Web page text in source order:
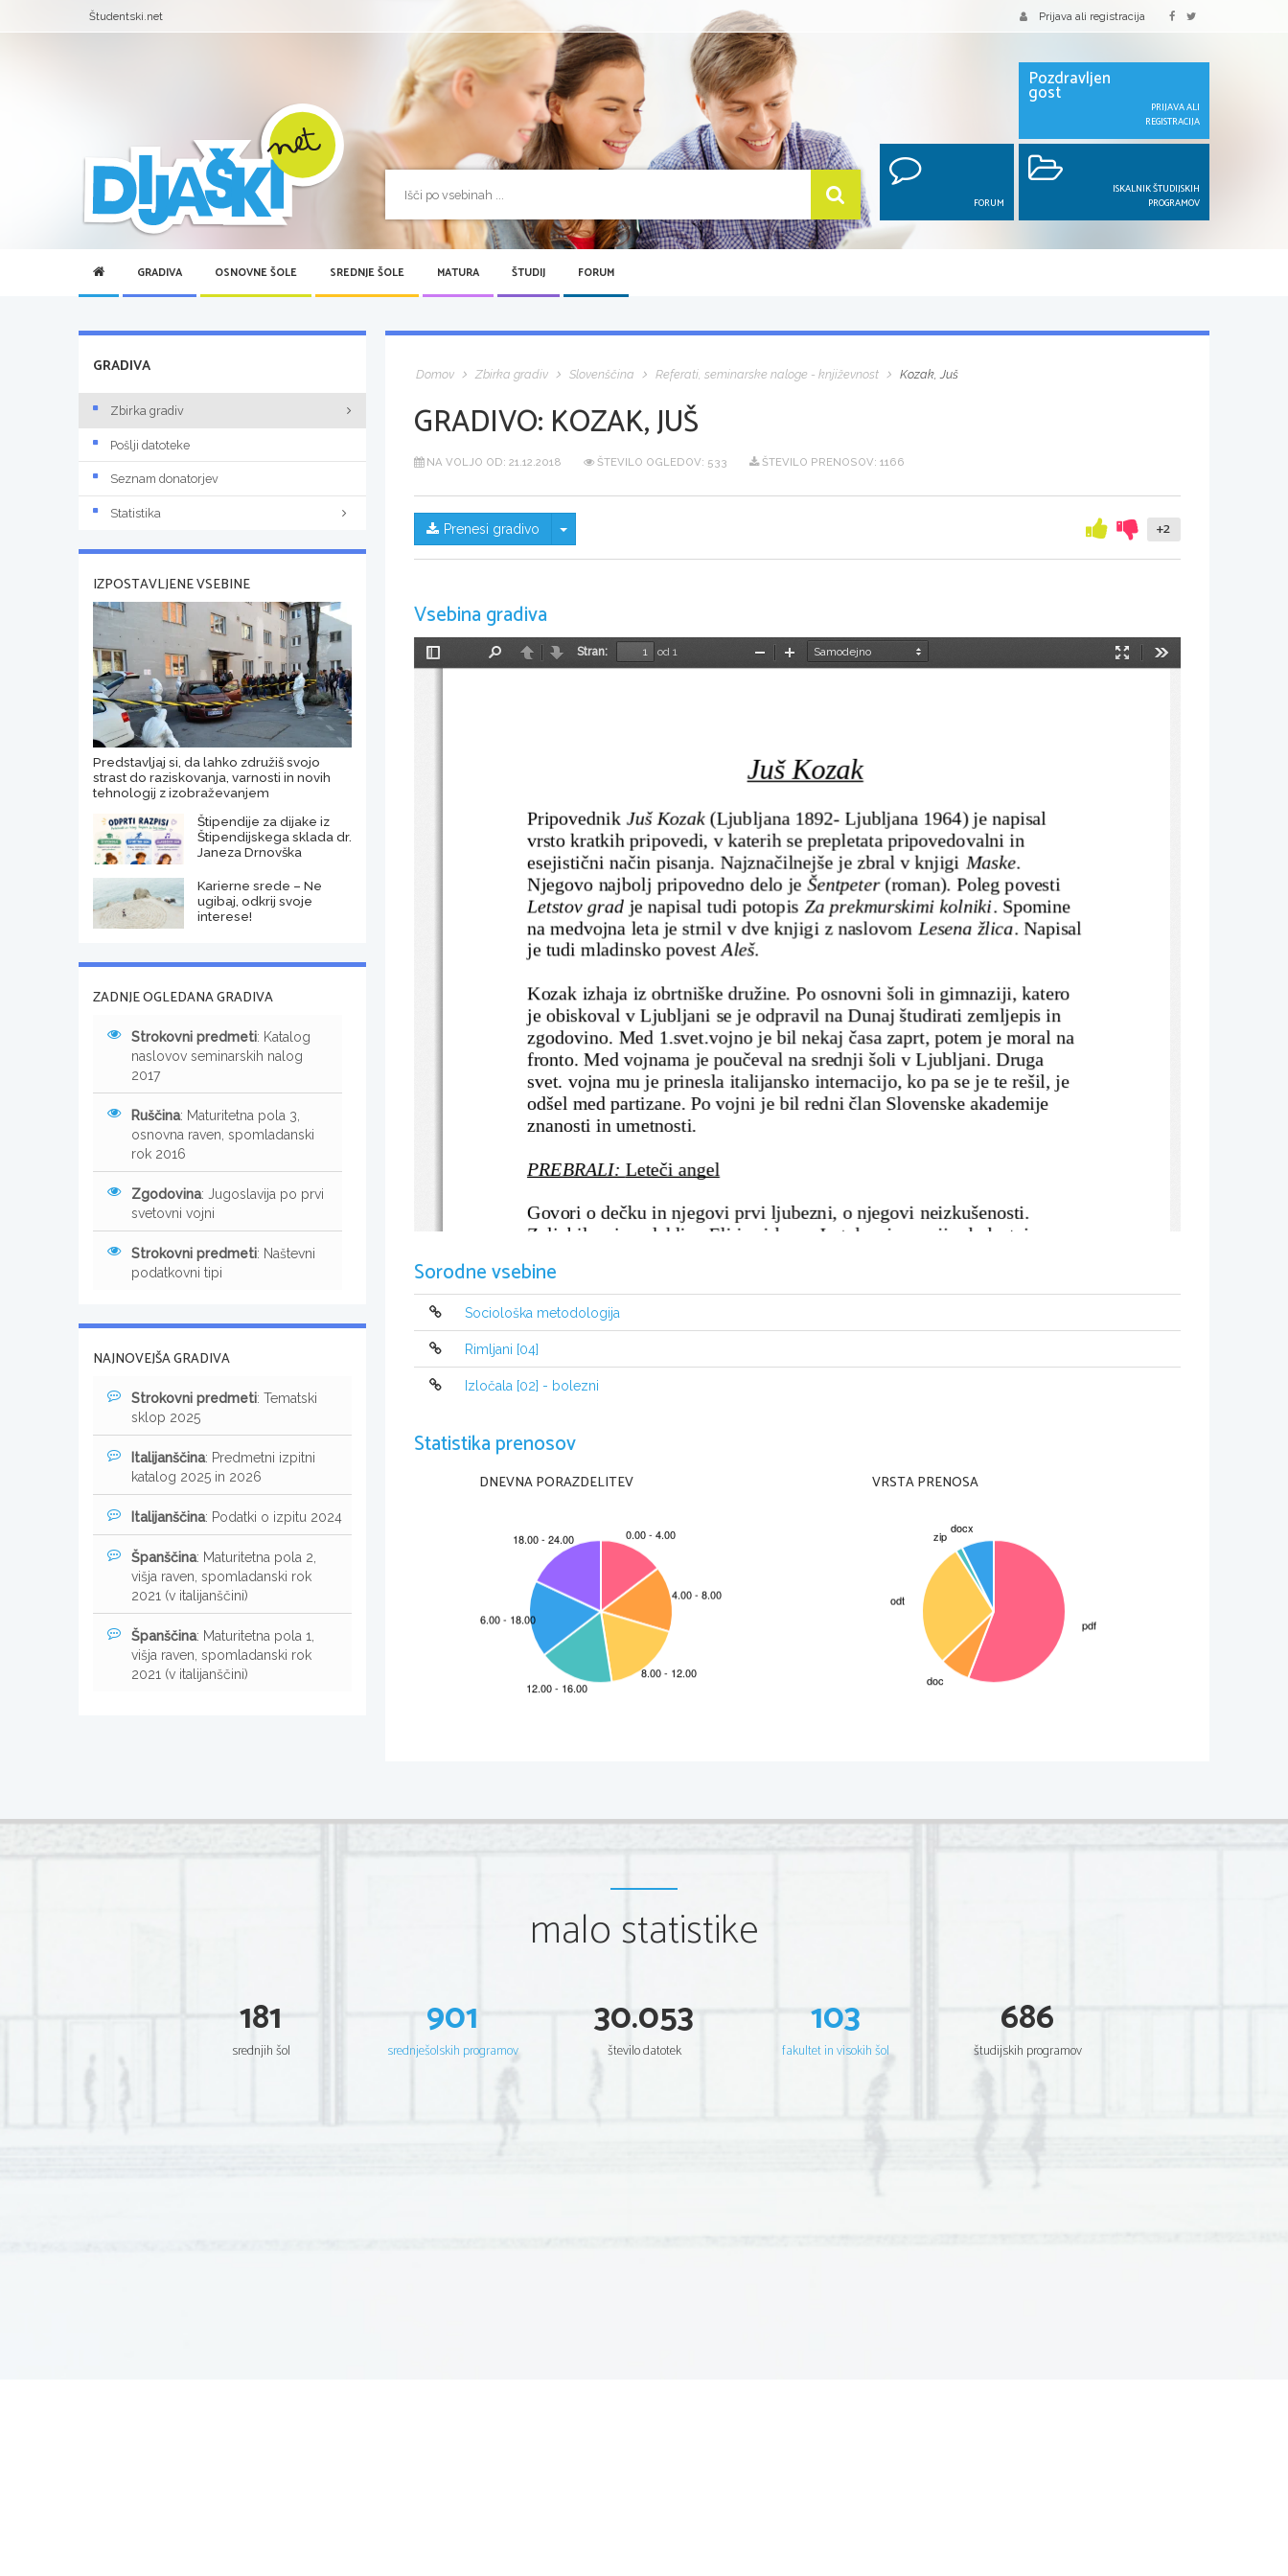
Študentski.net Prijava ali registracija
Pozdravljen
gost
PRIJAVA ALI
REGISTRACIJA
FORUM
ISKALNIK ŠTUDIJSKIH
PROGRAMOV
GRADIVA OSNOVNE ŠOLE SREDNJE ŠOLE MATURA ŠTUDIJ FORUM
Domov Zbirka gradiv Slovenščina Referati, seminarske naloge - književnost Kozak, Juš
GRADIVO: KOZAK, JUŠ
NA VOLJO OD: 21.12.2018 ŠTEVILO OGLEDOV: 533 ŠTEVILO PRENOSOV: 1166
Prenesi gradivo Skrij/prikaži meni +2
Vsebina gradiva
Preklopi
NazajNaprej
Stran:
od 1
Način
PomanjšajPovečaj
Juš Kozak
Pripovednik Juš Kozak (Ljubljana 1892- Ljubljana 1964) je napisal
vrsto kratkih pripovedi, v katerih se prepletata pripovedovalni in
esejistični način pisanja. Najznačilnejše je zbral v knjigi Maske
Njegovo najbolj pripovedno delo je Šentpeter (roman). Poleg povesti
Letstov grad je napisal tudi potopis Za prekmurskimi kolniki . Spomine
na medvojna leta je strnil v dve knjigi z naslovom Lesena žlica . Napisal
je tudi mladinsko povest Aleš.
Kozak izhaja iz obrtniške družine. Po osnovni šoli in gimnaziji, katero
je obiskoval v Ljubljani se je odpravil na Dunaj študirati zemljepis in
zgodovino. Med 1.svet.vojno je bil nekaj časa zaprt, potem je moral na
fronto. Med vojnama je poučeval na srednji šoli v Ljubljani. Druga
svet. vojna mu je prinesla italijansko internacijo, ko pa se je te rešil, je
odšel med partizane. Po vojni je bil redni član Slovenske akademije
znanosti in umetnosti.
PREBRALI: Leteči angel
Govori o dečku in njegovi prvi ljubezni, o njegovi neizkušenosti.
Zaljubil se je v deklico Eli iz cirkusa. In tako si v svoji mladostni
nikogar  ̋nasloniti ̋. Napravil je veliko napako in se grdo oziroma grobo
obnašal do deklice, ki jo je imel rad.
Sorodne vsebine
Sociološka metodologija
Rimljani [04]
Izločala [02] - bolezni
Statistika prenosov
DNEVNA PORAZDELITEV VRSTA PRENOSA
GRADIVA
Zbirka gradiv
Pošlji datoteke
Seznam donatorjev
Statistika
IZPOSTAVLJENE VSEBINE
Predstavljaj si, da lahko združiš svojo
strast do raziskovanja, varnosti in novih
tehnologij z izobraževanjem
Štipendije za dijake iz
Štipendijskega sklada dr.
Janeza Drnovška
Karierne srede – Ne
ugibaj, odkrij svoje
interese!
ZADNJE OGLEDANA GRADIVA
Strokovni predmeti: Katalog
naslovov seminarskih nalog
2017
Ruščina: Maturitetna pola 3,
osnovna raven, spomladanski
rok 2016
Zgodovina: Jugoslavija po prvi
svetovni vojni
Strokovni predmeti: Naštevni
podatkovni tipi
NAJNOVEJŠA GRADIVA
Strokovni predmeti: Tematski
sklop 2025
Italijanščina: Predmetni izpitni
katalog 2025 in 2026
Italijanščina: Podatki o izpitu 2024
Španščina: Maturitetna pola 2,
višja raven, spomladanski rok
2021 (v italijanščini)
Španščina: Maturitetna pola 1,
višja raven, spomladanski rok
2021 (v italijanščini)
malo statistike
181
srednjih šol
901
srednješolskih programov
30.053
število datotek
103
fakultet in visokih šol
686
študijskih programov